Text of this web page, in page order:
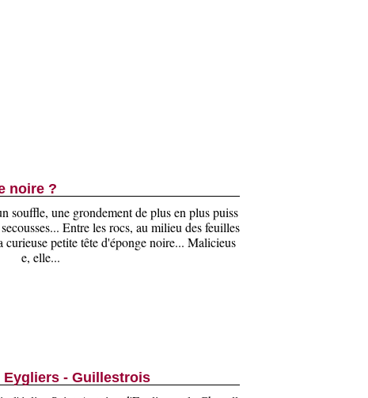
noire ?
souffle, une grondement de plus en plus puiss
Entre les rocs, au milieu des feuilles
curieuse petite tête d'éponge noire... Malicieus
e, elle...
Eygliers - Guillestrois